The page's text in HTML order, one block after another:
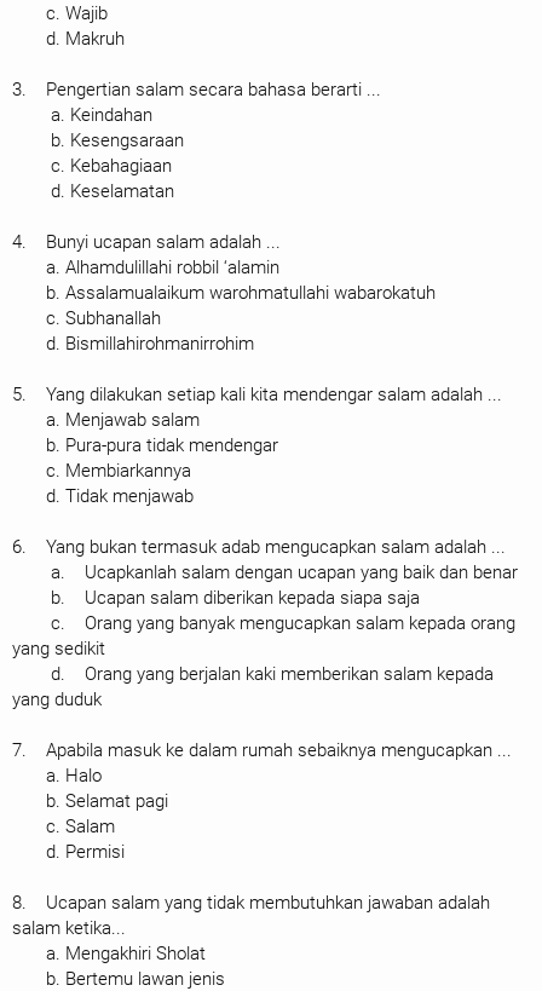
c. Wajib
d. Makruh
3. Pengertian salam secara bahasa berarti ...
a. Keindahan
b. Kesengsaraan
c. Kebahagiaan
d. Keselamatan
4. Bunyi ucapan salam adalah ...
a. Alhamdulillahi robbil ‘alamin
b. Assalamualaikum warohmatullahi wabarokatuh
c. Subhanallah
d. Bismillahirohmanirrohim
5. Yang dilakukan setiap kali kita mendengar salam adalah ...
a. Menjawab salam
b. Pura-pura tidak mendengar
c. Membiarkannya
d. Tidak menjawab
6. Yang bukan termasuk adab mengucapkan salam adalah ...
a. Ucapkanlah salam dengan ucapan yang baik dan benar
b. Ucapan salam diberikan kepada siapa saja
c. Orang yang banyak mengucapkan salam kepada orang
yang sedikit
d. Orang yang berjalan kaki memberikan salam kepada
yang duduk
7. Apabila masuk ke dalam rumah sebaiknya mengucapkan ...
a. Halo
b. Selamat pagi
c. Salam
d. Permisi
8. Ucapan salam yang tidak membutuhkan jawaban adalah
salam ketika...
a. Mengakhiri Sholat
b. Bertemu lawan jenis